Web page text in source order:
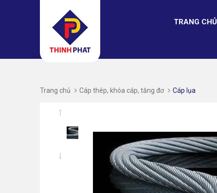
TRANG CHỦ
Trang chủ Cáp thép, khóa cáp, tăng đơ Cáp lụa